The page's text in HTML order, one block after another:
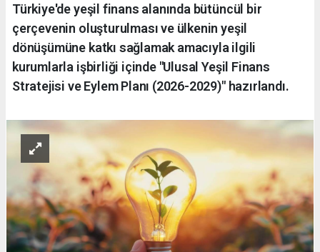
Türkiye'de yeşil finans alanında bütüncül bir
çerçevenin oluşturulması ve ülkenin yeşil
dönüşümüne katkı sağlamak amacıyla ilgili
kurumlarla işbirliği içinde "Ulusal Yeşil Finans
Stratejisi ve Eylem Planı (2026-2029)" hazırlandı.